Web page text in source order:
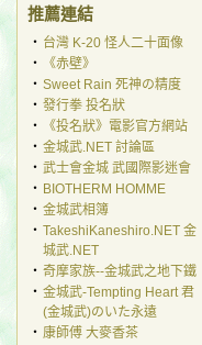
推薦連結
‧ 台灣 K-20 怪人二十面像
‧
《赤壁》
‧ Sweet Rain 死神の精度
‧ 發行拳 投名狀
‧
《投名狀》電影官方網站
‧ 金城武.NET 討論區
‧ 武士會金城 武國際影迷會
‧ BIOTHERM HOMME
‧ 金城武相簿
‧ TakeshiKaneshiro.NET 金
城武.NET
‧ 奇摩家族--金城武之地下鐵
‧ 金城武-Tempting Heart 君
(金城武)のいた永遠
‧ 康師傅 大麥香茶